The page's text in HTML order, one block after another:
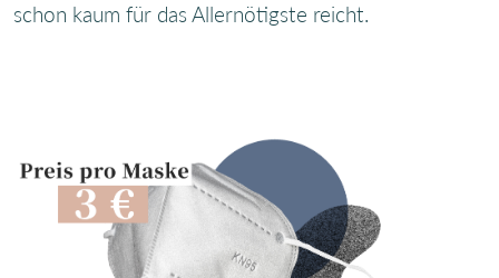
schon kaum für das Allernötigste reicht.